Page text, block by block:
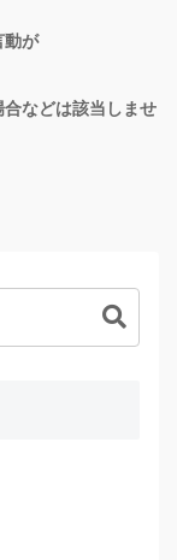
動が
などは該当しませ